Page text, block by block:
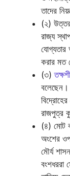
তাদের
(২)
রাজ্য
যোগ্যতার
করার মত
(৩)
বলেছেন।
রাজপুত্র
(৪) মোট
অংশের
মৌর্য
বংশধররা